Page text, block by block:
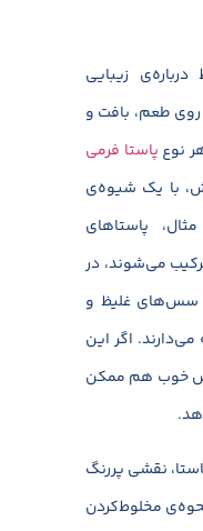
زیبایی
طعم، بافت و
نوع پاستا فرمی
با یک شیوه‌ی
پاستاهای
می‌شوند، در
سس‌های غلیظ و
اگر این
خوب هم ممکن
نقشی پررنگ
مخلوط‌کردن